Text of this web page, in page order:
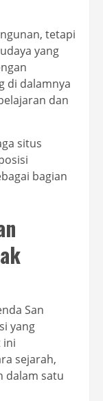
tetapi
yang
di dalamnya
dan
situs
bagian
San
yang
ini
sejarah,
dalam satu